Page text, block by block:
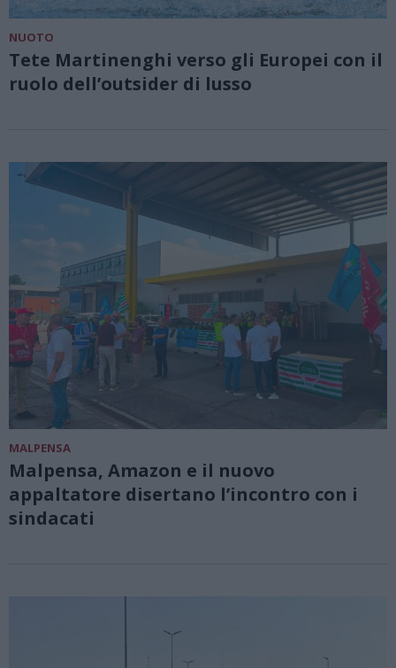
NUOTO
Tete Martinenghi verso gli Europei con il
ruolo dell’outsider di lusso
MALPENSA
Malpensa, Amazon e il nuovo
appaltatore disertano l’incontro con i
sindacati